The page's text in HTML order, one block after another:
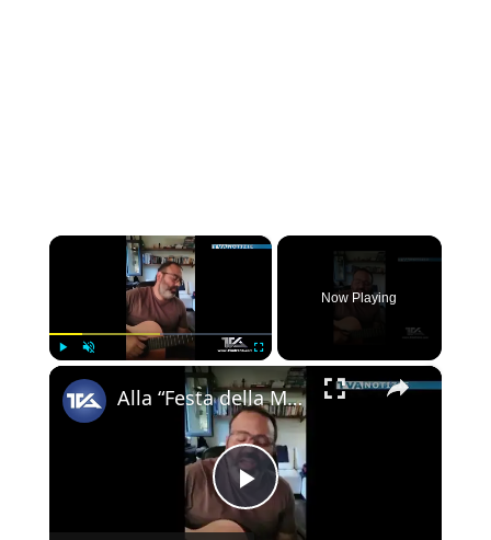
×
Fullscreen
Now Playing
×
Play
Alla “Festa della Musica” protagonista anche il musicista di origini adranite Riccardo Tomasello